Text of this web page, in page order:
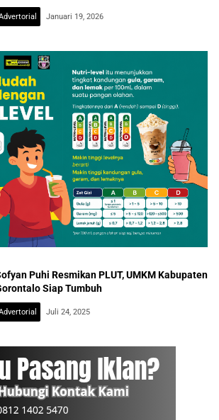
Januari 19, 2026
Puhi Resmikan PLUT, UMKM Kabupaten
Siap Tumbuh
Juli 24, 2025